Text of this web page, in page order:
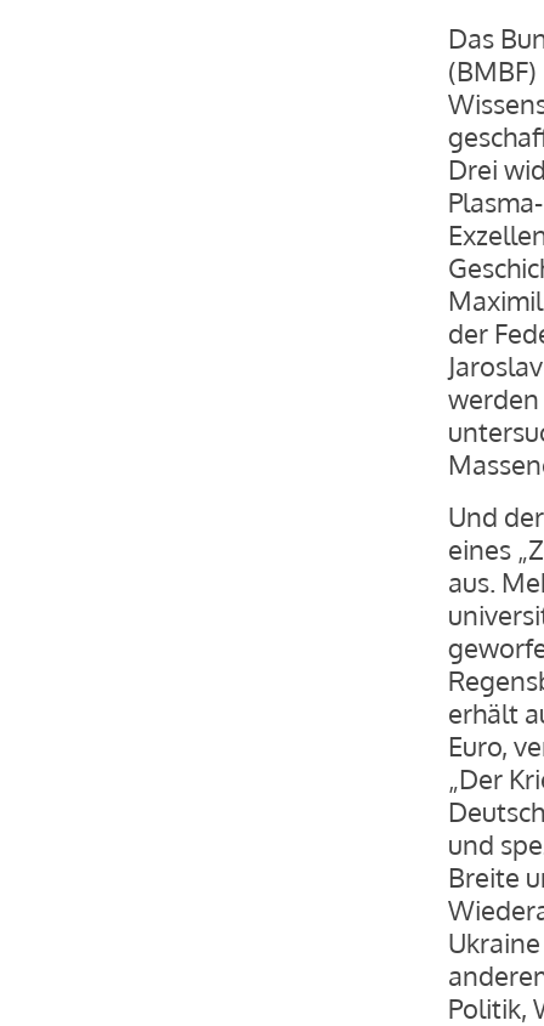
Das
Drei
der
werden
Und
eines
aus.
erhält
Euro,
„Der
und
Breite
Politik,